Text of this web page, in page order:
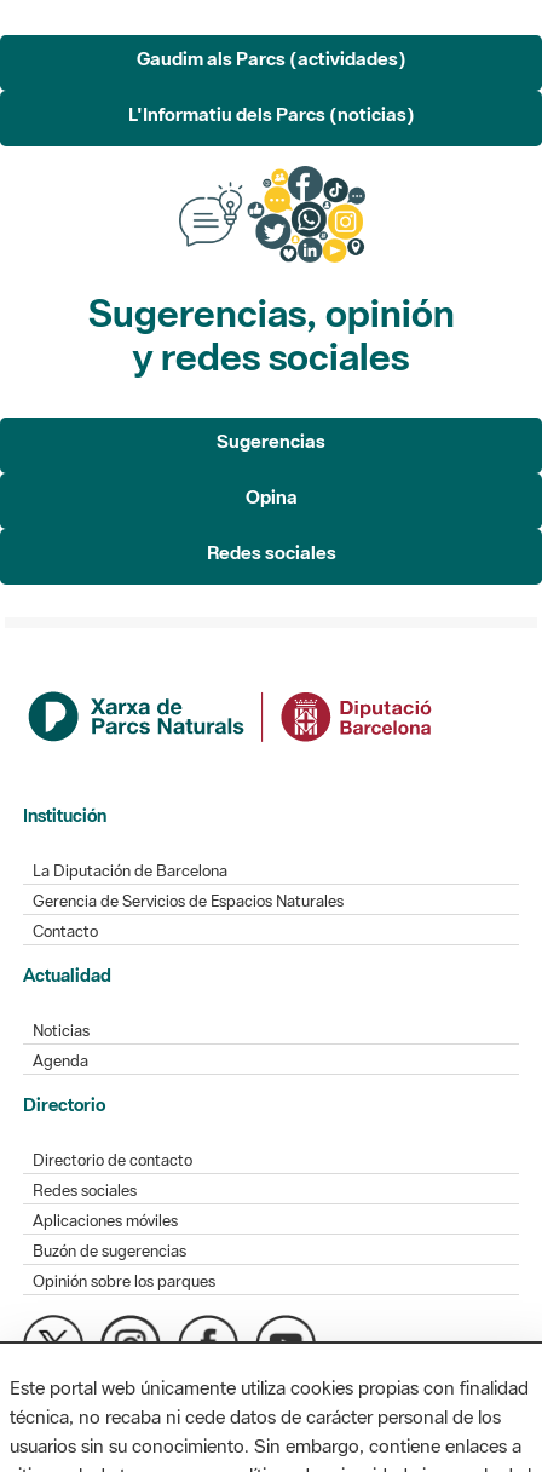
Gaudim als Parcs (actividades)
L'Informatiu dels Parcs (noticias)
Sugerencias, opinión
y redes sociales
Sugerencias
Opina
Redes sociales
Institución
La Diputación de Barcelona
Gerencia de Servicios de Espacios Naturales
Contacto
Actualidad
Noticias
Agenda
Directorio
Directorio de contacto
Redes sociales
Aplicaciones móviles
Buzón de sugerencias
Opinión sobre los parques
MAPA WEB AVISO LEGAL ACCESIBILIDAD
Diputación de Barcelona. Edifici Llacuna, 1a planta. Badajoz, 49.
Este portal web únicamente utiliza cookies propias con finalidad
técnica, no recaba ni cede datos de carácter personal de los
usuarios sin su conocimiento. Sin embargo, contiene enlaces a